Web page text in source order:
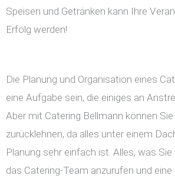
Speisen und Getränken kann Ihre
Erfolg werden!
Die Planung und Organisation eines
eine Aufgabe sein, die einiges an
Aber mit Catering Bellmann können
zurücklehnen, da alles unter einem
Planung sehr einfach ist. Alles, was
das Catering-Team anzurufen und